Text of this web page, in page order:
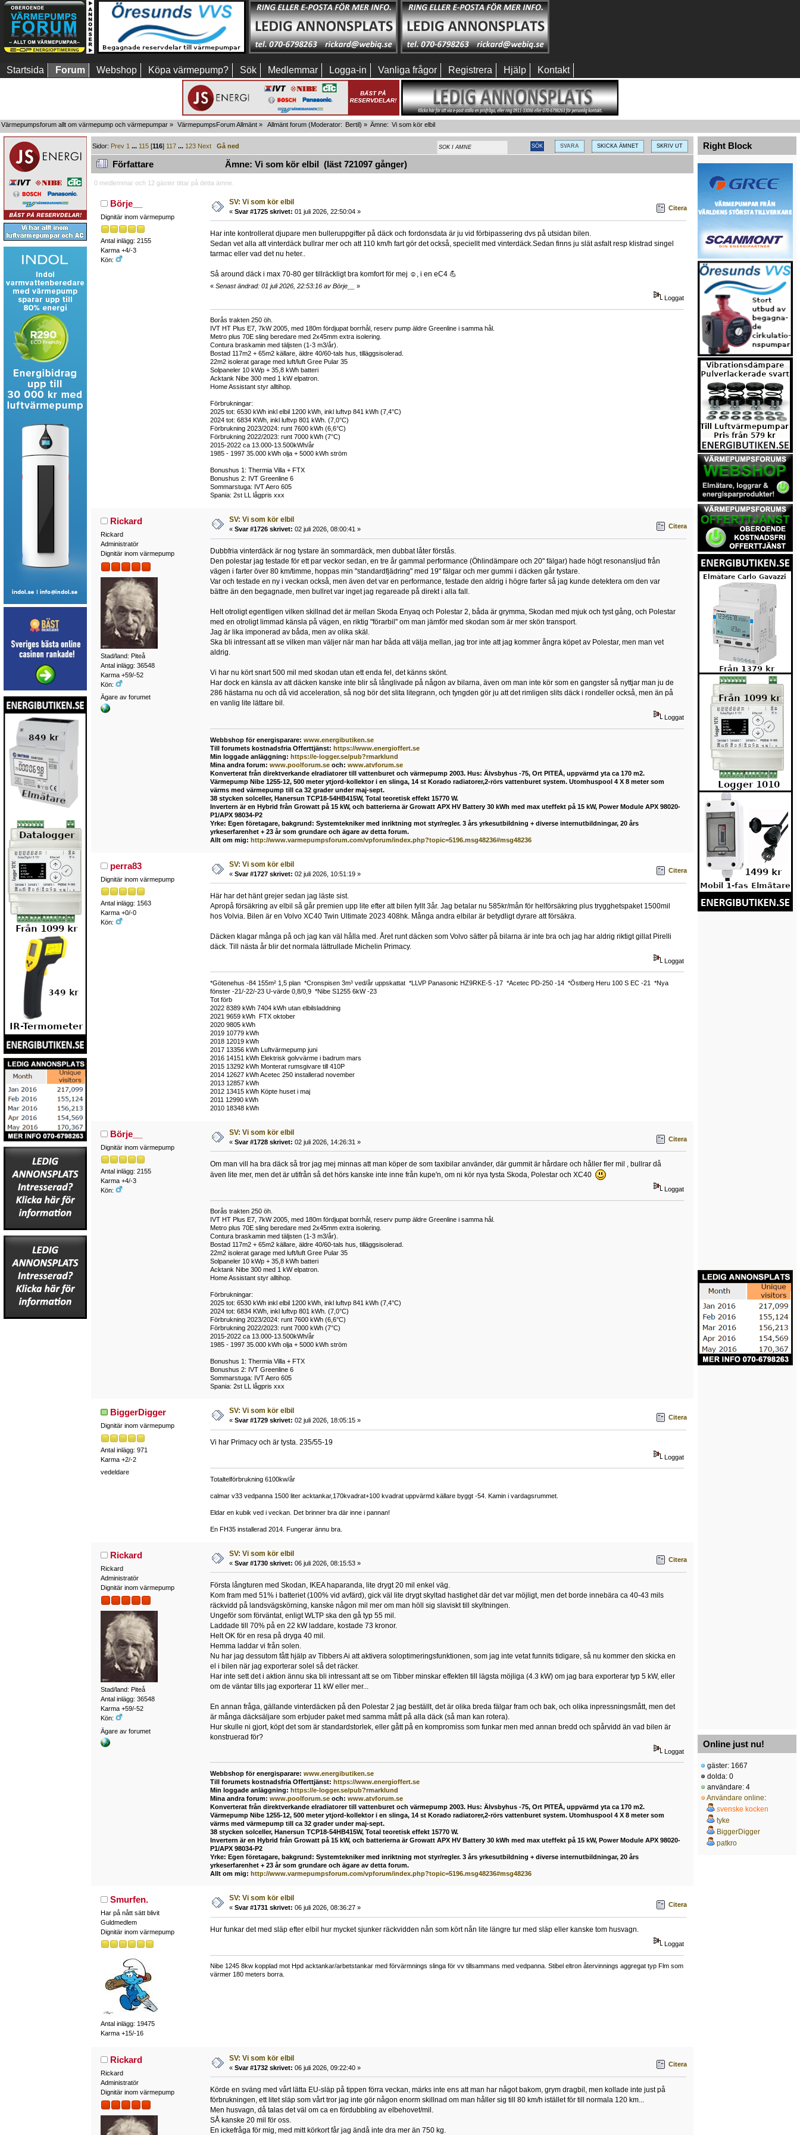
Startsida Forum Webshop Köpa värmepump? Sök Medlemmar Logga-in Vanliga frågor Registrera Hjälp Kontakt
Värmepumpsforum allt om värmepump och värmepumpar » VärmepumpsForum Allmänt » Allmänt forum(Moderator: Bertil) » Ämne: Vi som kör elbil
SVARA SKICKA ÄMNET SKRIV UT
Sidor: Prev 1 ... 115 [116] 117 ... 123 Next Gå ned
Författare Ämne: Vi som kör elbil (läst 721097 gånger)
0 medlemmar och 12 gäster tittar på detta ämne.
Börje__
Dignitär inom värmepump
Antal inlägg: 2155
Karma +4/-3
Kön:
SV: Vi som kör elbil
« Svar #1725 skrivet: 01 juli 2026, 22:50:04 » Citera
Har inte kontrollerat djupare men bulleruppgifter på däck och fordonsdata är ju vid förbipassering dvs på utsidan bilen.
Sedan vet alla att vinterdäck bullrar mer och att 110 km/h fart gör det också, speciellt med vinterdäck.Sedan finns ju slät asfalt resp klistrad singel
tarmac eller vad det nu heter..
Så around däck i max 70-80 ger tillräckligt bra komfort för mej ☺️, i en eC4 💪
« Senast ändrad: 01 juli 2026, 22:53:16 av Börje__
»
Loggat
Borås trakten 250 öh.
IVT HT Plus E7, 7kW 2005, med 180m fördjupat borrhål, reserv pump äldre Greenline i samma hål.
Metro plus 70E sling beredare med 2x45mm extra isolering.
Contura braskamin med täljsten (1-3 m3/år).
Bostad 117m2 + 65m2 källare, äldre 40/60-tals hus, tilläggsisolerad.
22m2 isolerat garage med luft/luft Gree Pular 35
Solpaneler 10 kWp + 35,8 kWh batteri
Acktank Nibe 300 med 1 kW elpatron.
Home Assistant styr alltihop.
Förbrukningar:
2025 tot: 6530 kWh inkl elbil 1200 kWh, inkl luftvp 841 kWh (7,4°C)
2024 tot: 6834 KWh, inkl luftvp 801 kWh. (7,0°C)
Förbrukning 2023/2024: runt 7600 kWh (6,6°C)
Förbrukning 2022/2023: runt 7000 kWh (7°C)
2015-2022 ca 13.000-13.500kWh/år
1985 - 1997 35.000 kWh olja + 5000 kWh ström
Bonushus 1: Thermia Villa + FTX
Bonushus 2: IVT Greenline 6
Sommarstuga: IVT Aero 605
Spania: 2st LL lågpris xxx
Rickard
Rickard
Administratör
Dignitär inom värmepump
Stad/land: Piteå
Antal inlägg: 36548
Karma +59/-52
Kön:
Ägare av forumet
SV: Vi som kör elbil
« Svar #1726 skrivet: 02 juli 2026, 08:00:41 » Citera
Dubbfria vinterdäck är nog tystare än sommardäck, men dubbat låter förstås.
Den polestar jag testade för ett par veckor sedan, en tre år gammal performance (Öhlindämpare och 20" fälgar) hade högt resonansljud från
vägen i farter över 80 km/timme, hoppas min "standardfjädring" med 19" fälgar och mer gummi i däcken går tystare.
Var och testade en ny i veckan också, men även det var en performance, testade den aldrig i högre farter så jag kunde detektera om den var
bättre än den begagnade, men bullret var inget jag regareade på direkt i alla fall.
Helt otroligt egentligen vilken skillnad det är mellan Skoda Enyaq och Polestar 2, båda är grymma, Skodan med mjuk och tyst gång, och Polestar
med en otroligt limmad känsla på vägen, en riktig "förarbil" om man jämför med skodan som är mer skön transport.
Jag är lika imponerad av båda, men av olika skäl.
Ska bli intressant att se vilken man väljer när man har båda att välja mellan, jag tror inte att jag kommer ångra köpet av Polestar, men man vet
aldrig.
Vi har nu kört snart 500 mil med skodan utan ett enda fel, det känns skönt.
Har dock en känsla av att däcken kanske inte blir så långlivade på någon av bilarna, även om man inte kör som en gangster så nyttjar man ju de
286 hästarna nu och då vid acceleration, så nog bör det slita litegrann, och tyngden gör ju att det rimligen slits däck i rondeller också, men än på
en vanlig lite lättare bil.
Loggat
Webbshop för energisparare: www.energibutiken.se
Till forumets kostnadsfria Offerttjänst: https://www.energioffert.se
Min loggade anläggning: https://e-logger.se/pub?rmarklund
Mina andra forum: www.poolforum.seoch: www.atvforum.se
Konverterat från direktverkande elradiatorer till vattenburet och värmepump 2003. Hus: Älvsbyhus -75, Ort PITEÅ, uppvärmd yta ca 170 m2.
Värmepump Nibe 1255-12, 500 meter ytjord-kollektor i en slinga, 14 st Korado radiatorer,2-rörs vattenburet system. Utomhuspool 4 X 8 meter som
värms med värmepump till ca 32 grader under maj-sept.
38 stycken solceller, Hanersun TCP18-54HB415W, Total teoretisk effekt 15770 W.
Invertern är en Hybrid från Growatt på 15 kW, och batterierna är Growatt APX HV Battery 30 kWh med max uteffekt på 15 kW, Power Module APX 98020-
P1/APX 98034-P2
Yrke: Egen företagare, bakgrund: Systemtekniker med inriktning mot styr/regler. 3 års yrkesutbildning + diverse internutbildningar, 20 års
yrkeserfarenhet + 23 år som grundare och ägare av detta forum.
Allt om mig: http://www.varmepumpsforum.com/vpforum/index.php?topic=5196.msg48236#msg48236
perra83
Dignitär inom värmepump
Antal inlägg: 1563
Karma +0/-0
Kön:
SV: Vi som kör elbil
« Svar #1727 skrivet: 02 juli 2026, 10:51:19 » Citera
Här har det hänt grejer sedan jag läste sist.
Apropå försäkring av elbil så går premien upp lite efter att bilen fyllt 3år. Jag betalar nu 585kr/mån för helförsäkring plus trygghetspaket 1500mil
hos Volvia. Bilen är en Volvo XC40 Twin Ultimate 2023 408hk. Många andra elbilar är betydligt dyrare att försäkra.
Däcken klagar många på och jag kan väl hålla med. Året runt däcken som Volvo sätter på bilarna är inte bra och jag har aldrig riktigt gillat Pirelli
däck. Till nästa år blir det normala lättrullade Michelin Primacy.
Loggat
*Götenehus -84 155m² 1,5 plan *Cronspisen 3m³ ved/år uppskattat *LLVP Panasonic HZ9RKE-5 -17 *Acetec PD-250 -14 *Östberg Heru 100 S EC -21 *Nya
fönster -21/-22/-23 U-värde 0,8/0,9 *Nibe S1255 6kW -23
Tot förb
2022 8389 kWh 7404 kWh utan elbilsladdning
2021 9659 kWh FTX oktober
2020 9805 kWh
2019 10779 kWh
2018 12019 kWh
2017 13356 kWh Luftvärmepump juni
2016 14151 kWh Elektrisk golvvärme i badrum mars
2015 13292 kWh Monterat rumsgivare till 410P
2014 12627 kWh Acetec 250 installerad november
2013 12857 kWh
2012 13415 kWh Köpte huset i maj
2011 12990 kWh
2010 18348 kWh
Börje__
Dignitär inom värmepump
Antal inlägg: 2155
Karma +4/-3
Kön:
SV: Vi som kör elbil
« Svar #1728 skrivet: 02 juli 2026, 14:26:31 » Citera
Om man vill ha bra däck så tror jag mej minnas att man köper de som taxibilar använder, där gummit är hårdare och håller fler mil , bullrar då
även lite mer, men det är utifrån så det hörs kanske inte inne från kupe'n, om ni kör nya tysta Skoda, Polestar och XC40
Loggat
Borås trakten 250 öh.
IVT HT Plus E7, 7kW 2005, med 180m fördjupat borrhål, reserv pump äldre Greenline i samma hål.
Metro plus 70E sling beredare med 2x45mm extra isolering.
Contura braskamin med täljsten (1-3 m3/år).
Bostad 117m2 + 65m2 källare, äldre 40/60-tals hus, tilläggsisolerad.
22m2 isolerat garage med luft/luft Gree Pular 35
Solpaneler 10 kWp + 35,8 kWh batteri
Acktank Nibe 300 med 1 kW elpatron.
Home Assistant styr alltihop.
Förbrukningar:
2025 tot: 6530 kWh inkl elbil 1200 kWh, inkl luftvp 841 kWh (7,4°C)
2024 tot: 6834 KWh, inkl luftvp 801 kWh. (7,0°C)
Förbrukning 2023/2024: runt 7600 kWh (6,6°C)
Förbrukning 2022/2023: runt 7000 kWh (7°C)
2015-2022 ca 13.000-13.500kWh/år
1985 - 1997 35.000 kWh olja + 5000 kWh ström
Bonushus 1: Thermia Villa + FTX
Bonushus 2: IVT Greenline 6
Sommarstuga: IVT Aero 605
Spania: 2st LL lågpris xxx
BiggerDigger
Dignitär inom värmepump
Antal inlägg: 971
Karma +2/-2
vedeldare
SV: Vi som kör elbil
« Svar #1729 skrivet: 02 juli 2026, 18:05:15 » Citera
Vi har Primacy och är tysta. 235/55-19
Loggat
Totaltelförbrukning 6100kw/år
calmar v33 vedpanna 1500 liter acktankar,170kvadrat+100 kvadrat uppvärmd källare byggt -54. Kamin i vardagsrummet.
Eldar en kubik ved i veckan. Det brinner bra där inne i pannan!
En FH35 installerad 2014. Fungerar ännu bra.
Rickard
Rickard
Administratör
Dignitär inom värmepump
Stad/land: Piteå
Antal inlägg: 36548
Karma +59/-52
Kön:
Ägare av forumet
SV: Vi som kör elbil
« Svar #1730 skrivet: 06 juli 2026, 08:15:53 » Citera
Första långturen med Skodan, IKEA haparanda, lite drygt 20 mil enkel väg.
Kom fram med 51% i batteriet (100% vid avfärd), gick väl lite drygt skyltad hastighet där det var möjligt, men det borde innebära ca 40-43 mils
räckvidd på landsvägskörning, kanske någon mil mer om man höll sig slaviskt till skyltningen.
Ungeför som förväntat, enligt WLTP ska den gå typ 55 mil.
Laddade till 70% på en 22 kW laddare, kostade 73 kronor.
Helt OK för en resa på dryga 40 mil.
Hemma laddar vi från solen.
Nu har jag dessutom fått hjälp av Tibbers Ai att aktivera soloptimeringsfunktionen, som jag inte vetat funnits tidigare, så nu kommer den skicka en
el i bilen när jag exporterar solel så det räcker.
Har inte sett det i aktion ännu ska bli intressant att se om Tibber minskar effekten till lägsta möjliga (4.3 kW) om jag bara exporterar typ 5 kW, eller
om de väntar tills jag exporterar 11 kW eller mer...
En annan fråga, gällande vinterdäcken på den Polestar 2 jag beställt, det är olika breda fälgar fram och bak, och olika inpressningsmått, men det
är många däcksäljare som erbjuder paket med samma mått på alla däck (så man kan rotera).
Hur skulle ni gjort, köpt det som är standardstorlek, eller gått på en kompromiss som funkar men med annan bredd och spårvidd än vad bilen är
konstruerad för?
Loggat
Webbshop för energisparare: www.energibutiken.se
Till forumets kostnadsfria Offerttjänst: https://www.energioffert.se
Min loggade anläggning: https://e-logger.se/pub?rmarklund
Mina andra forum: www.poolforum.seoch: www.atvforum.se
Konverterat från direktverkande elradiatorer till vattenburet och värmepump 2003. Hus: Älvsbyhus -75, Ort PITEÅ, uppvärmd yta ca 170 m2.
Värmepump Nibe 1255-12, 500 meter ytjord-kollektor i en slinga, 14 st Korado radiatorer,2-rörs vattenburet system. Utomhuspool 4 X 8 meter som
värms med värmepump till ca 32 grader under maj-sept.
38 stycken solceller, Hanersun TCP18-54HB415W, Total teoretisk effekt 15770 W.
Invertern är en Hybrid från Growatt på 15 kW, och batterierna är Growatt APX HV Battery 30 kWh med max uteffekt på 15 kW, Power Module APX 98020-
P1/APX 98034-P2
Yrke: Egen företagare, bakgrund: Systemtekniker med inriktning mot styr/regler. 3 års yrkesutbildning + diverse internutbildningar, 20 års
yrkeserfarenhet + 23 år som grundare och ägare av detta forum.
Allt om mig: http://www.varmepumpsforum.com/vpforum/index.php?topic=5196.msg48236#msg48236
Smurfen.
Har på nått sätt blivit
Guldmedlem
Dignitär inom värmepump
Antal inlägg: 19475
Karma +15/-16
SV: Vi som kör elbil
« Svar #1731 skrivet: 06 juli 2026, 08:36:27 » Citera
Hur funkar det med släp efter elbil hur mycket sjunker räckvidden nån som kört nån lite längre tur med släp eller kanske tom husvagn.
Loggat
Nibe 1245 8kw kopplad mot Hpd acktankar/arbetstankar med förvärmnings slinga för vv tillsammans med vedpanna. Stibel eltron återvinnings aggregat typ Flm som
värmer 180 meters borra.
Rickard
Rickard
Administratör
Dignitär inom värmepump
SV: Vi som kör elbil
« Svar #1732 skrivet: 06 juli 2026, 09:22:40 » Citera
Körde en sväng med vårt lätta EU-släp på tippen förra veckan, märks inte ens att man har något bakom, grym dragbil, men kollade inte just på
förbrukningen, ett litet släp som vårt tror jag inte gör någon enorm skillnad om man håller sig till 80 km/h istället för till normala 120 km...
Men husvagn, då talas det väl om ca en fördubbling av elbehovet/mil.
SÅ kanske 20 mil för oss.
En ickefråga för mig, med mitt körkort får jag ändå inte dra mer än 750 kg.
Right Block
Online just nu!
gäster: 1667
dolda: 0
användare: 4
Användare online:
svenske kocken
tyke
BiggerDigger
patkro